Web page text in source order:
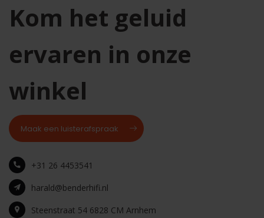
Kom het geluid
ervaren in onze
winkel
Maak een luisterafspraak
+31 26 4453541
harald@benderhifi.nl
Steenstraat 54 6828 CM Arnhem